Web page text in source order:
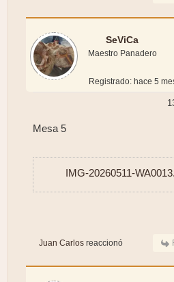
SeViCa
Maestro Panadero
Registrado: hace 5
Mesa 5
IMG-20260511-
Juan Carlos reaccionó